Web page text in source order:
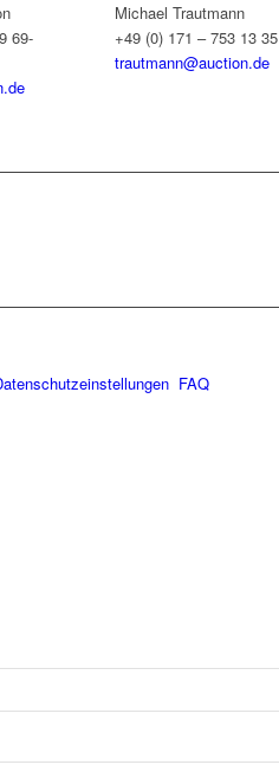
69-
Michael Trautmann
+49 (0) 171 – 753 13 35
trautmann@auction.de
FAQ